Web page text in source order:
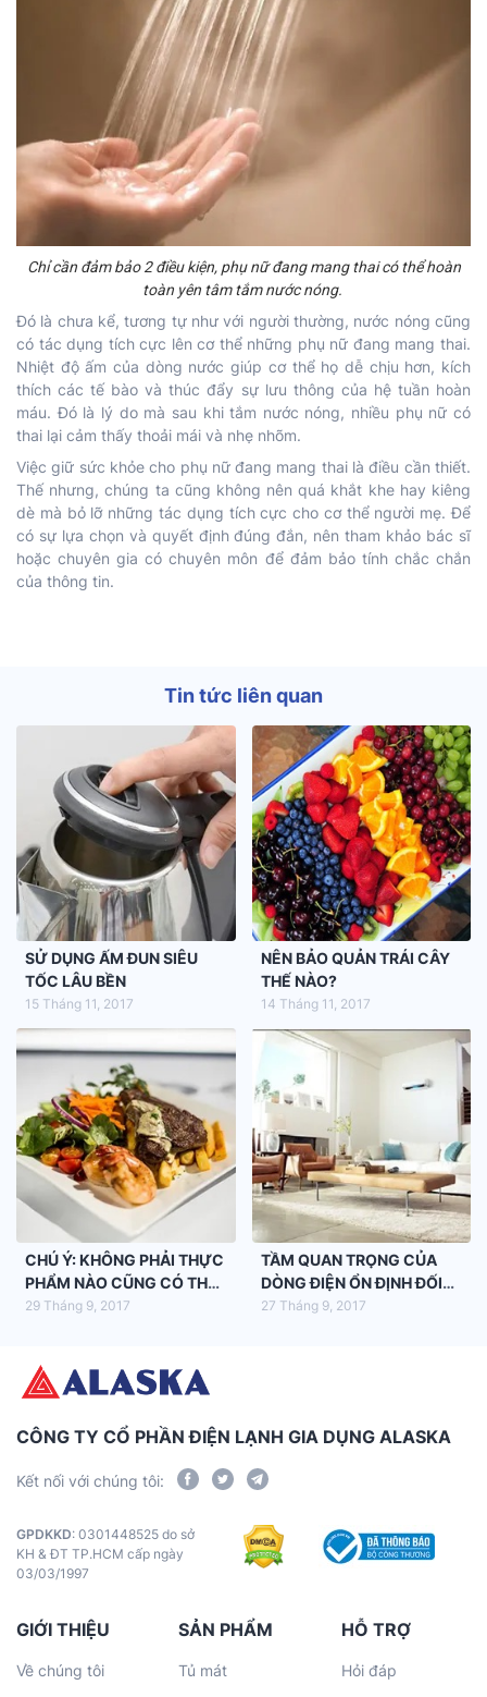
Chỉ cần đảm bảo 2 điều kiện, phụ nữ đang mang thai có thể hoàn
toàn yên tâm tắm nước nóng.
Đó là chưa kể, tương tự như với người thường, nước nóng cũng
có tác dụng tích cực lên cơ thể những phụ nữ đang mang thai.
Nhiệt độ ấm của dòng nước giúp cơ thể họ dễ chịu hơn, kích
thích các tế bào và thúc đẩy sự lưu thông của hệ tuần hoàn
máu. Đó là lý do mà sau khi tắm nước nóng, nhiều phụ nữ có
thai lại cảm thấy thoải mái và nhẹ nhõm.
Việc giữ sức khỏe cho phụ nữ đang mang thai là điều cần thiết.
Thế nhưng, chúng ta cũng không nên quá khắt khe hay kiêng
dè mà bỏ lỡ những tác dụng tích cực cho cơ thể người mẹ. Để
có sự lựa chọn và quyết định đúng đắn, nên tham khảo bác sĩ
hoặc chuyên gia có chuyên môn để đảm bảo tính chắc chắn
của thông tin.
Tin tức liên quan
SỬ DỤNG ẤM ĐUN SIÊU
TỐC LÂU BỀN
15 Tháng 11, 2017
NÊN BẢO QUẢN TRÁI CÂY
THẾ NÀO?
14 Tháng 11, 2017
CHÚ Ý: KHÔNG PHẢI THỰC
PHẨM NÀO CŨNG CÓ THỂ
HÂM NÓNG
29 Tháng 9, 2017
TẦM QUAN TRỌNG CỦA
DÒNG ĐIỆN ỔN ĐỊNH ĐỐI
VỚI MÁY LẠNH
27 Tháng 9, 2017
CÔNG TY CỔ PHẦN ĐIỆN LẠNH GIA DỤNG ALASKA
Kết nối với chúng tôi:
GPDKKD: 0301448525 do sở
KH & ĐT TP.HCM cấp ngày
03/03/1997
GIỚI THIỆU
Về chúng tôi
SẢN PHẨM
Tủ mát
HỖ TRỢ
Hỏi đáp